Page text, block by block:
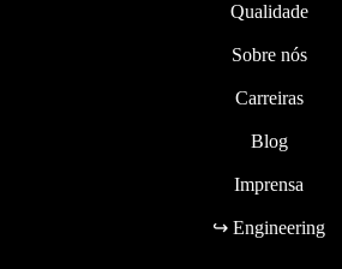
Qualidade
Sobre nós
Carreiras
Blog
Imprensa
↪ Engineering